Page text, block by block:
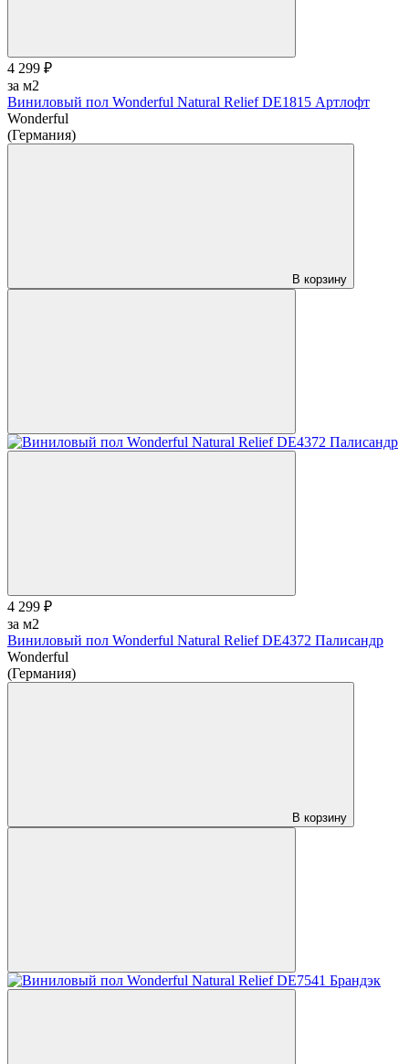
4 299 ₽
за м2
Виниловый пол Wonderful Natural Relief DE1815 Артлофт
Wonderful
(Германия)
В корзину
4 299 ₽
за м2
Виниловый пол Wonderful Natural Relief DE4372 Палисандр
Wonderful
(Германия)
В корзину